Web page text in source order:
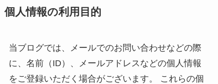
個人情報の利用目的
当ブログでは、メールでのお問い合わせなどの際
に、名前（ID）、メールアドレスなどの個人情報
をご登録いただく場合がございます。 これらの個